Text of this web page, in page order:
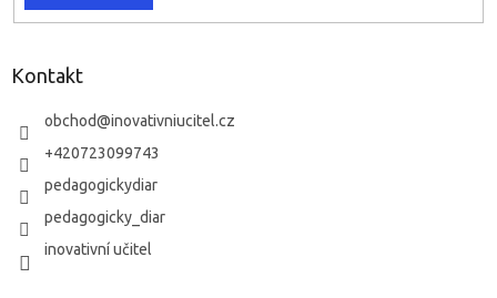
Kontakt
obchod@inovativniucitel.cz
+420723099743
pedagogickydiar
pedagogicky_diar
inovativní učitel